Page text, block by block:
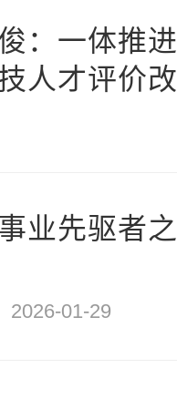
：一体推
人才评价
业先驱者
2026-01-29